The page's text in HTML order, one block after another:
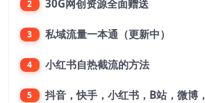
2 30G网创资源全面赠送
3 私域流量一本通（更新中）
4 小红书自热截流的方法
5